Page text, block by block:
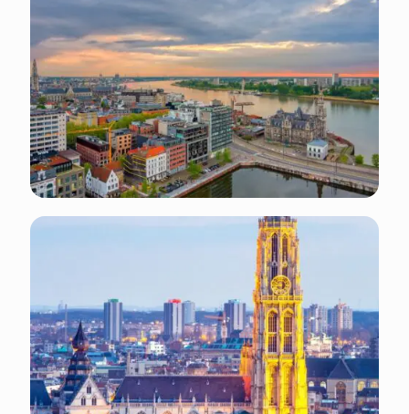
volts AC et les prises sont de type C et E (deux
fiches rondes).
Événements annuels : Festival de Jazz d'Anvers
(Avril), Zomer van Antwerpen (Été), Winter in
Antwerpen (Décembre), et bien plus encore.
Jours fériés : vérifier sur le site Web du
gouvernement
Températures moyennes : Été (Juin - Août) : 14
ºC - 23 ºC Automne (Sept - Nov) : 7 ºC - 15 ºC
Hiver (Déc - Fév) : 0 ºC - 7 ºC Printemps (Mars -
Mai) : 5 ºC - 15 ºC
Pour trouver des informations sur les transports
à Anvers, tu peux consulter les sites Web du
gouvernement :